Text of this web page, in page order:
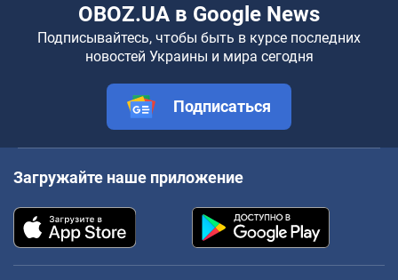
OBOZ.UA в Google News
Подписывайтесь, чтобы быть в курсе последних
новостей Украины и мира сегодня
Подписаться
Загружайте наше приложение